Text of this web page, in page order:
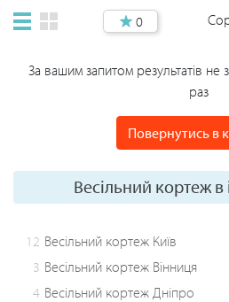
0
За вашим запитом результатів
раз
Повернутись в
Весільний кортеж в
12 Весільний кортеж Київ
3 Весільний кортеж Вінниця
4 Весільний кортеж Дніпро